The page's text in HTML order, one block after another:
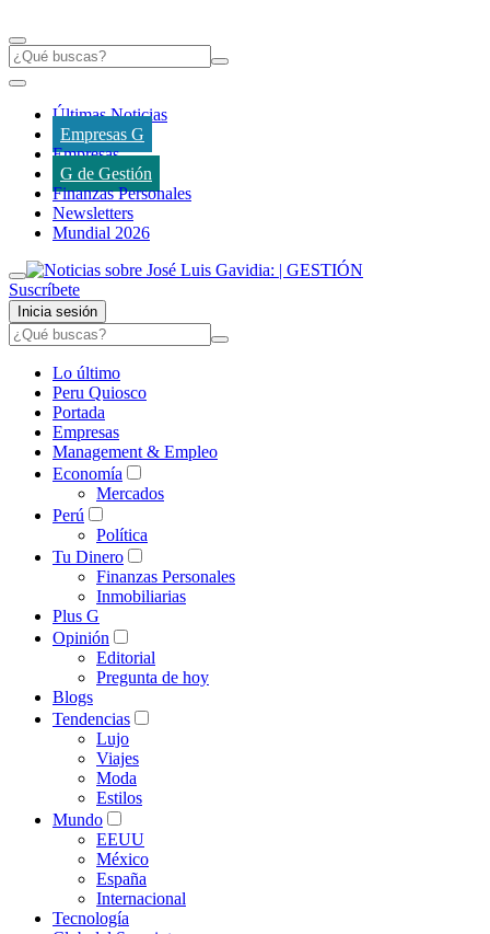
Últimas Noticias
Empresas G
Empresas
G de Gestión
Finanzas Personales
Newsletters
Mundial 2026
Suscríbete
Inicia sesión
Lo último
Peru Quiosco
Portada
Empresas
Management & Empleo
Economía
Mercados
Perú
Política
Tu Dinero
Finanzas Personales
Inmobiliarias
Plus G
Opinión
Editorial
Pregunta de hoy
Blogs
Tendencias
Lujo
Viajes
Moda
Estilos
Mundo
EEUU
México
España
Internacional
Tecnología